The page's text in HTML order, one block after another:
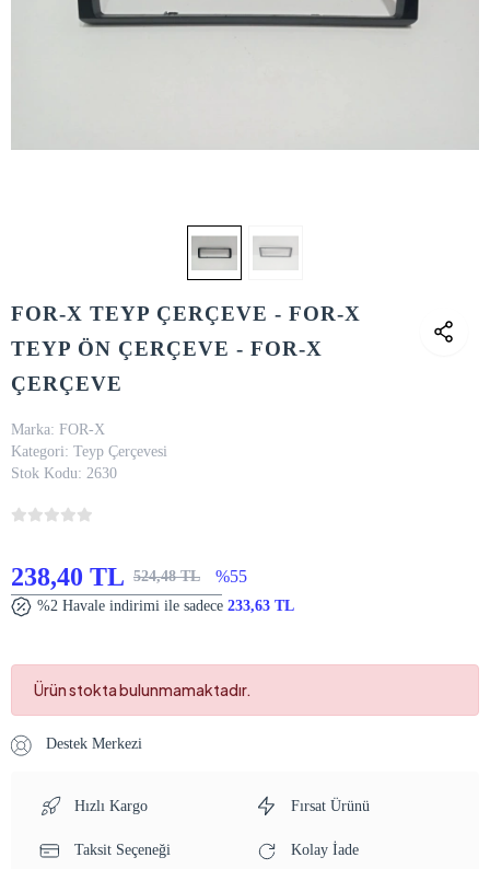
FOR-X TEYP ÇERÇEVE - FOR-X
TEYP ÖN ÇERÇEVE - FOR-X
ÇERÇEVE
Marka: FOR-X
Kategori: Teyp Çerçevesi
Stok Kodu: 2630
238,40 TL 524,48 TL %55
%2 Havale indirimi ile sadece 233,63 TL
Ürün stokta bulunmamaktadır.
Destek Merkezi
Hızlı Kargo Fırsat Ürünü
Taksit Seçeneği Kolay İade